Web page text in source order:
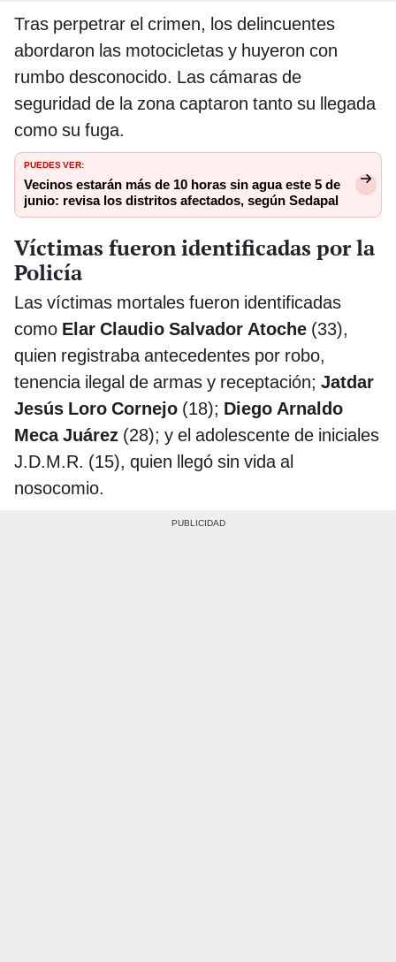
Tras perpetrar el crimen, los delincuentes
abordaron las motocicletas y huyeron con
rumbo desconocido. Las cámaras de
seguridad de la zona captaron tanto su llegada
como su fuga.
PUEDES VER:
Vecinos estarán más de 10 horas sin agua este 5 de
junio: revisa los distritos afectados, según Sedapal
Víctimas fueron identificadas por la
Policía
Las víctimas mortales fueron identificadas
como Elar Claudio Salvador Atoche (33),
quien registraba antecedentes por robo,
tenencia ilegal de armas y receptación; Jatdar
Jesús Loro Cornejo (18); Diego Arnaldo
Meca Juárez (28); y el adolescente de iniciales
J.D.M.R. (15), quien llegó sin vida al
nosocomio.